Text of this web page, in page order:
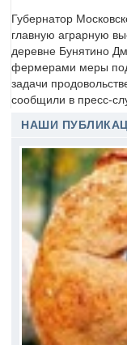
Губернатор
главную аграрную
деревне Бунятино
фермерами меры
задачи
сообщили в пресс-
НАШИ